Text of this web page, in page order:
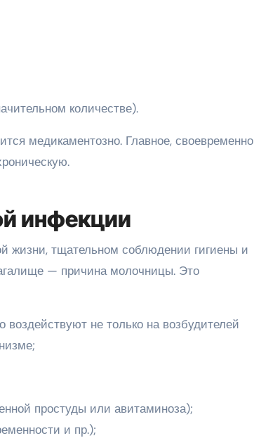
количестве).
медикаментозно. Главное, своевременно
инфекции
жизни, тщательном соблюдении гигиены и
— причина молочницы. Это
воздействуют не только на возбудителей
простуды или авитаминоза);
и пр.);